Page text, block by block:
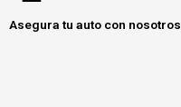
Asegura tu auto con nosotros